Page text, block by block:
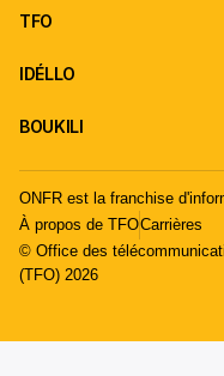
TFO
IDÉLLO
BOUKILI
ONFR est la franchise
À propos de TFOCarrières
© Office des
(TFO) 2026